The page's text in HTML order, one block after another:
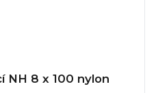
NH 8 x 100 nylon